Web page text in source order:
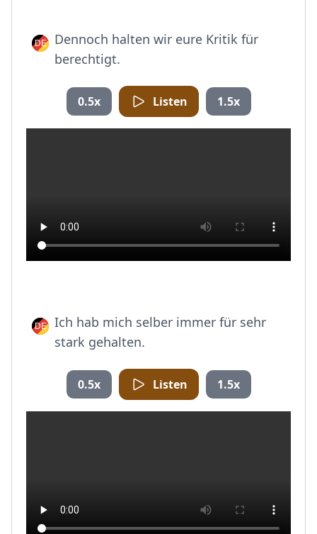
Dennoch halten wir eure Kritik für
berechtigt.
0.5x Listen 1.5x
Ich hab mich selber immer für sehr
stark gehalten.
0.5x Listen 1.5x